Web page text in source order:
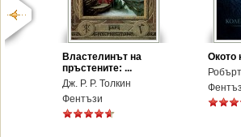
Властелинът на
пръстените: ...
Дж. Р. Р. Толкин
Фентъзи
Окото